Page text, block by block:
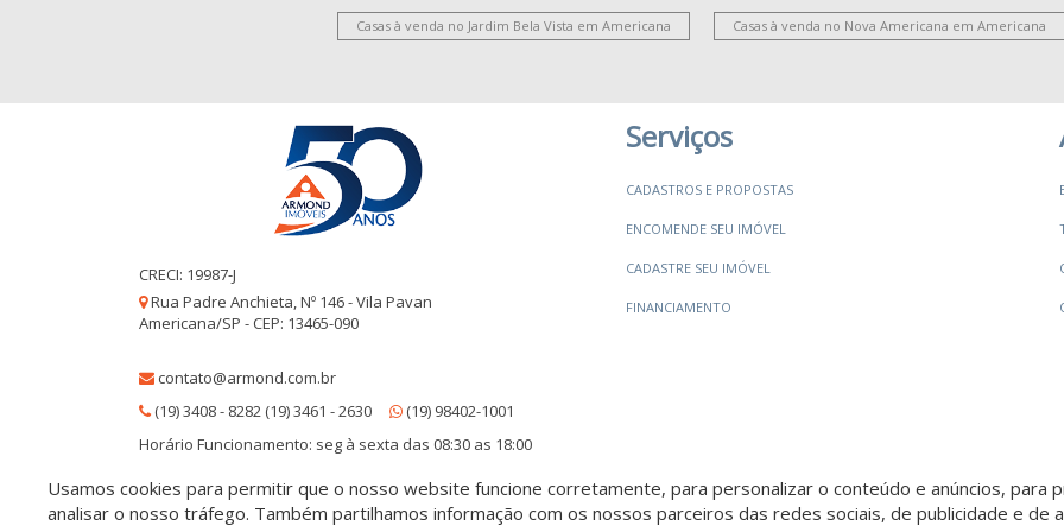
Casas à venda no Jardim Bela Vista em Americana Casas à venda no Nova Americana em Americana
CRECI: 19987-J
Rua Padre Anchieta, Nº 146 - Vila Pavan
Americana/SP - CEP: 13465-090
contato@armond.com.br
(19) 3408 - 8282 (19) 3461 - 2630
(19) 98402-1001
Horário Funcionamento: seg à sexta das 08:30 as 18:00
Serviços
CADASTROS E PROPOSTAS
ENCOMENDE SEU IMÓVEL
CADASTRE SEU IMÓVEL
FINANCIAMENTO
© 2026 Armond Imóveis - CRECI 19987-J
Usamos cookies para permitir que o nosso website funcione corretamente, para personalizar o conteúdo e anúncios, para
analisar o nosso tráfego. Também partilhamos informação com os nossos parceiros das redes sociais, de publicidade e de